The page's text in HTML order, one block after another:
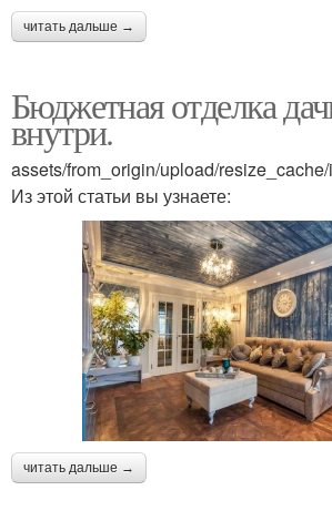
читать дальше →
Бюджетная отделка
внутри.
assets/from_origin/upload/
Из этой статьи вы узнаете:
читать дальше →